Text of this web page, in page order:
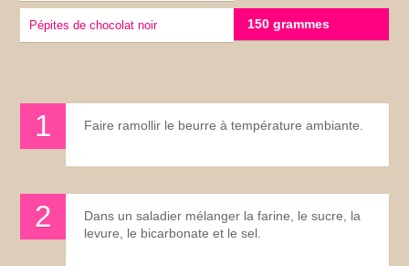
Pépites de chocolat noir 150 grammes
Faire ramollir le beurre à température ambiante.
Dans un saladier mélanger la farine, le sucre, la
levure, le bicarbonate et le sel.